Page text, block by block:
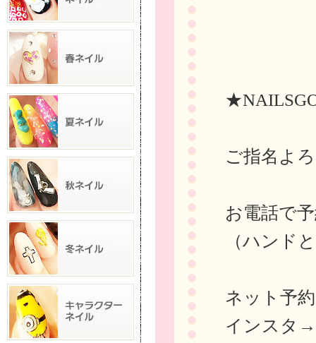
ご指名よ
お電話で
（ハンド
ネット予
インスタ